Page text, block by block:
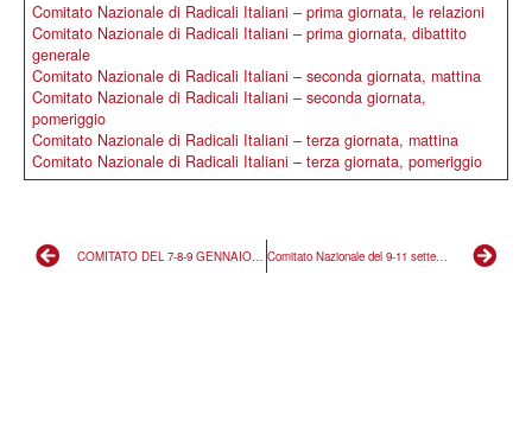
Comitato Nazionale del 9-11 settembre 2005
Comitato Nazionale di Radicali Italiani – prima giornata, le relazioni
Comitato Nazionale di Radicali Italiani – prima giornata, dibattito
generale
Comitato Nazionale di Radicali Italiani – seconda giornata, mattina
Comitato Nazionale di Radicali Italiani – seconda giornata,
pomeriggio
Comitato Nazionale di Radicali Italiani – terza giornata, mattina
Comitato Nazionale di Radicali Italiani – terza giornata, pomeriggio